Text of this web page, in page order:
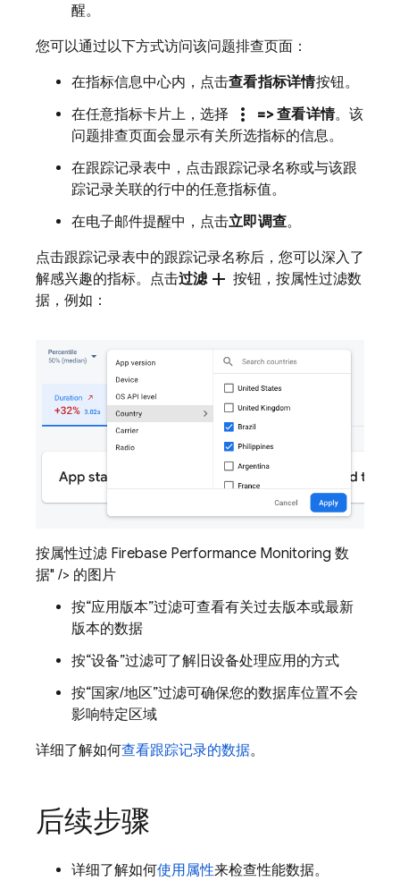
醒。
您可以通过以下方式访问该问题排查页面：
在指标信息中心内，点击查看指标详情按钮。
在任意指标卡片上，选择
more_vert => 查看详情。该
问题排查页面会显示有关所选指标的信息。
在跟踪记录表中，点击跟踪记录名称或与该跟
踪记录关联的行中的任意指标值。
在电子邮件提醒中，点击立即调查。
点击跟踪记录表中的跟踪记录名称后，您可以深入了
解感兴趣的指标。点击过滤add 按钮，按属性过滤数
据，例如：
按属性过滤 Firebase Performance Monitoring 数
据" /> 的图片
按“应用版本”过滤可查看有关过去版本或最新
版本的数据
按“设备”过滤可了解旧设备处理应用的方式
按“国家/地区”过滤可确保您的数据库位置不会
影响特定区域
详细了解如何查看跟踪记录的数据。
后续步骤
详细了解如何使用属性来检查性能数据。